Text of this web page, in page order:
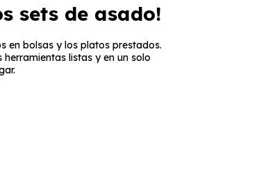
sets de asado!
en bolsas y los platos prestados.
listas y en un solo